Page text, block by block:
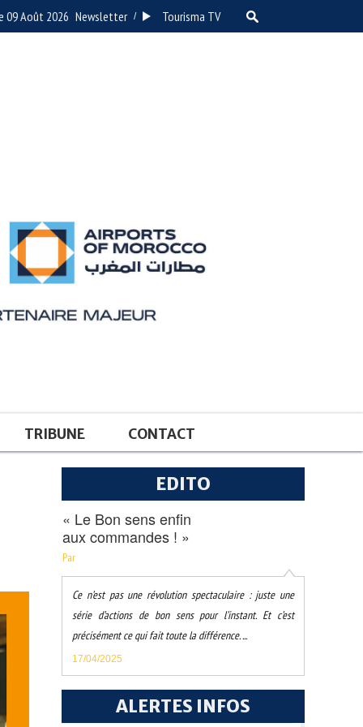
09 Août 2026 Newsletter / Tourisma TV
TRIBUNE CONTACT
EDITO
« Le Bon sens enfin
aux commandes ! »
Par
Ce n’est pas une révolution spectaculaire : juste une
série d’actions de bon sens pour l’instant. Et c’est
précisément ce qui fait toute la différence. ...
17/04/2025
ALERTES INFOS